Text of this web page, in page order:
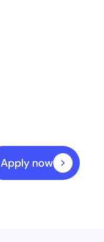
Apply now